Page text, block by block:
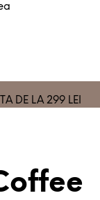
DE LA 299 LEI